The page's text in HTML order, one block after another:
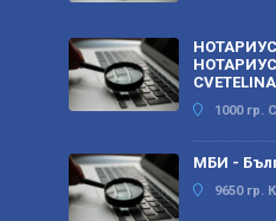
НОТАРИУС
1000 гр.
МБИ -
9650 гр.